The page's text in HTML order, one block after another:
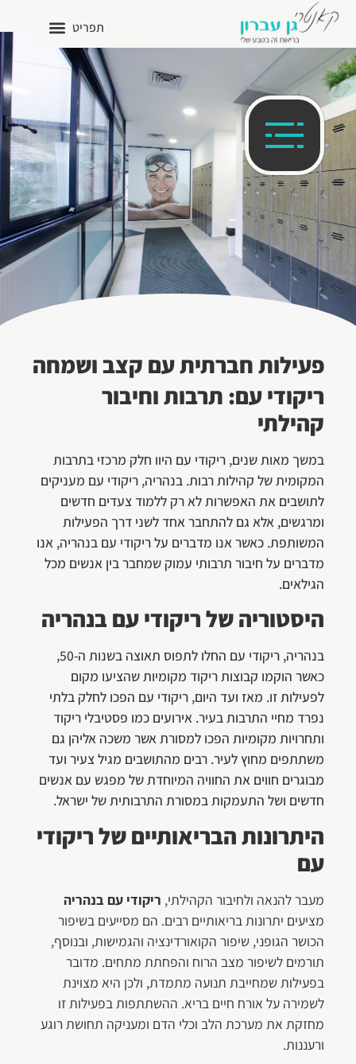
פעילות חברתית עם קצב ושמחה
ריקודי עם: תרבות וחיבור
קהילתי
במשך מאות שנים, ריקודי עם היוו חלק מרכזי בתרבות
המקומית של קהילות רבות. בנהריה, ריקודי עם מעניקים
לתושבים את האפשרות לא רק ללמוד צעדים חדשים
ומרגשים, אלא גם להתחבר אחד לשני דרך הפעילות
המשותפת. כאשר אנו מדברים על ריקודי עם בנהריה, אנו
מדברים על חיבור תרבותי עמוק שמחבר בין אנשים מכל
הגילאים.
היסטוריה של ריקודי עם בנהריה
בנהריה, ריקודי עם החלו לתפוס תאוצה בשנות ה-50,
כאשר הוקמו קבוצות ריקוד מקומיות שהציעו מקום
לפעילות זו. מאז ועד היום, ריקודי עם הפכו לחלק בלתי
נפרד מחיי התרבות בעיר. אירועים כמו פסטיבלי ריקוד
ותחרויות מקומיות הפכו למסורת אשר משכה אליהן גם
משתתפים מחוץ לעיר. רבים מהתושבים מגיל צעיר ועד
מבוגרים חווים את החוויה המיוחדת של מפגש עם אנשים
חדשים ושל התעמקות במסורת התרבותית של ישראל.
היתרונות הבריאותיים של ריקודי
עם
מעבר להנאה ולחיבור הקהילתי, ריקודי עם בנהריה
מציעים יתרונות בריאותיים רבים. הם מסייעים בשיפור
הכושר הגופני, שיפור הקואורדינציה והגמישות, ובנוסף,
תורמים לשיפור מצב הרוח והפחתת מתחים. מדובר
בפעילות שמחייבת תנועה מתמדת, ולכן היא מצוינת
לשמירה על אורח חיים בריא. ההשתתפות בפעילות זו
מחזקת את מערכת הלב וכלי הדם ומעניקה תחושת רוגע
ורעננות.